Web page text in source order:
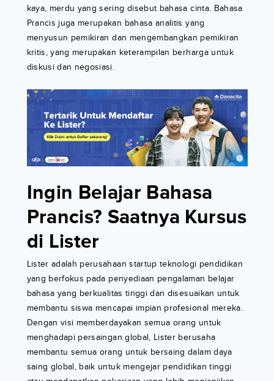
kaya, merdu yang sering disebut bahasa cinta. Bahasa
Prancis juga merupakan bahasa analitis yang
menyusun pemikiran dan mengembangkan pemikiran
kritis, yang merupakan keterampilan berharga untuk
diskusi dan negosiasi.
Ingin Belajar Bahasa
Prancis? Saatnya Kursus
di Lister
Lister adalah perusahaan startup teknologi pendidikan
yang berfokus pada penyediaan pengalaman belajar
bahasa yang berkualitas tinggi dan disesuaikan untuk
membantu siswa mencapai impian profesional mereka.
Dengan visi memberdayakan semua orang untuk
menghadapi persaingan global, Lister berusaha
membantu semua orang untuk bersaing dalam daya
saing global, baik untuk mengejar pendidikan tinggi